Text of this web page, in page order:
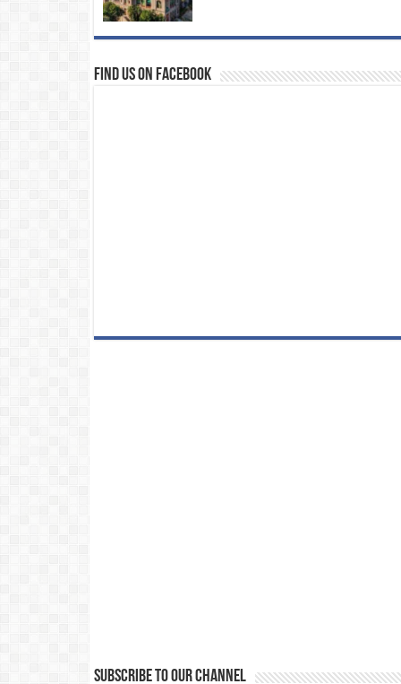
Find us on Facebook
Subscribe to our Channel